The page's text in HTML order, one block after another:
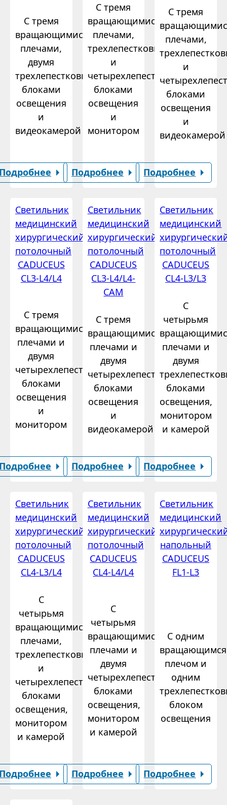
С тремя
вращающимися
плечами,
двумя
трехлепестковыми
блоками
освещения
и
видеокамерой
С тремя
вращающимися
плечами,
трехлепестковым
и
четырехлепестковым
блоками
освещения
и
монитором
Подробнее
С тремя
плечами,
и
блоками
освещения
и
видеокамерой
Подробнее
Светильник
медицинский
хирургический
потолочный
CADUCEUS
CL3-L4/L4
С тремя
вращающимися
плечами и
двумя
четырехлепестковыми
блоками
освещения
и
монитором
Светильник
медицинский
хирургический
потолочный
CADUCEUS
CL3-L4/L4-
CAM
С тремя
вращающимися
плечами и
двумя
четырехлепестковыми
блоками
освещения
и
видеокамерой
Подробнее
Светильник
медицинский
потолочный
CADUCEUS
CL4-L3/L3
С
четырьмя
плечами и
двумя
блоками
освещения,
монитором
и камерой
Подробнее
Светильник
медицинский
хирургический
потолочный
CADUCEUS
CL4-L3/L4
С
четырьмя
вращающимися
плечами,
трехлепестковым
и
четырехлепестковым
блоками
освещения,
монитором
и камерой
Светильник
медицинский
хирургический
потолочный
CADUCEUS
CL4-L4/L4
С
четырьмя
вращающимися
плечами и
двумя
четырехлепестковыми
блоками
освещения,
монитором
и камерой
Подробнее
Светильник
медицинский
напольный
CADUCEUS
FL1-L3
С одним
вращающимся
плечом и
одним
блоком
освещения
Подробнее